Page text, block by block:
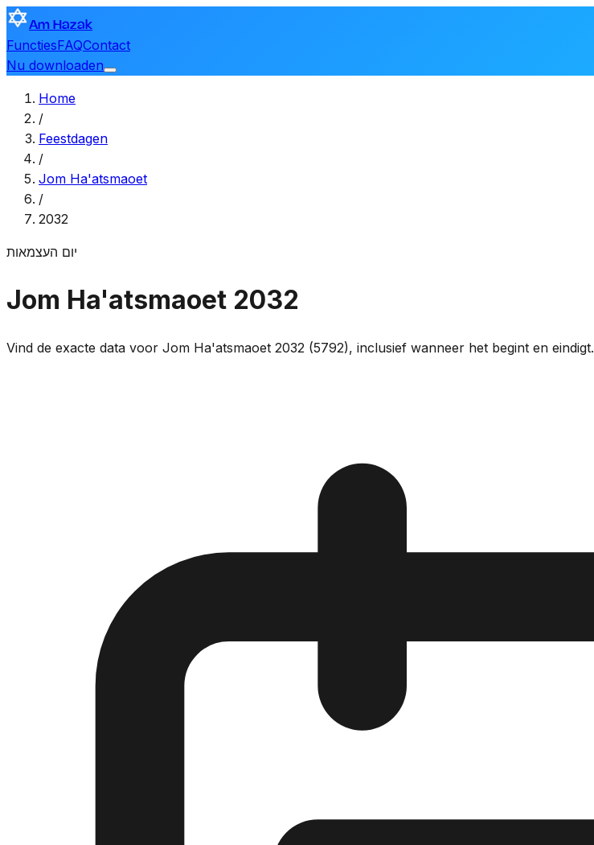
Am Hazak
FunctiesFAQContact
Nu downloaden
Home
/
Feestdagen
/
Jom Ha'atsmaoet
/
2032
יום העצמאות
Jom Ha'atsmaoet 2032
Vind de exacte data voor Jom Ha'atsmaoet 2032 (5792), inclusief wanneer het begint en eindigt.